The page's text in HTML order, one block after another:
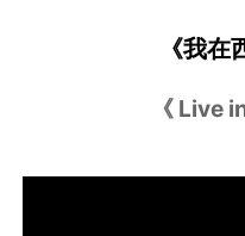
《我在
《 Live